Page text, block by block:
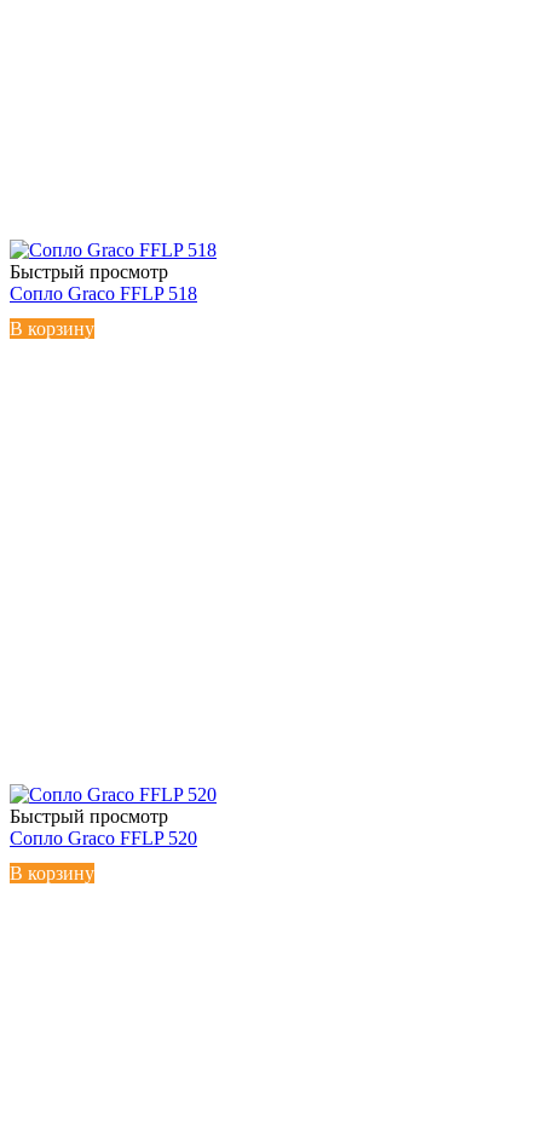
Быстрый просмотр
Сопло Graco FFLP 518
В корзину
Быстрый просмотр
Сопло Graco FFLP 520
В корзину